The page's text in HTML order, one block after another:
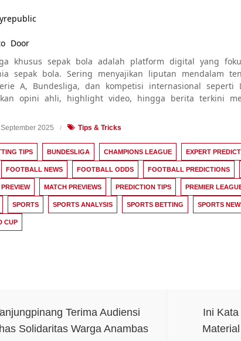
Door
khusus sepak bola adalah platform digital yang
sepak bola. Sering menyajikan liputan mendalam
A, Bundesliga, dan kompetisi internasional seperti
opini ahli, highlight video, hingga berita terkini
2025 Tips & Tricks
TIPS BUNDESLIGA CHAMPIONS LEAGUE EXPERT
FOOTBALL NEWS FOOTBALL ODDS FOOTBALL PREDICTIONS
PREVIEW MATCH PREVIEWS PREDICTION TIPS PREMIER
SPORTS SPORTS ANALYSIS SPORTS BETTING SPORTS
CUP
Terima Audiensi
Solidaritas Warga Anambas
Ini